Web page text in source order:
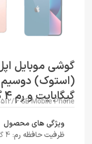
گیگابایت و رم 4 گیگابایت | پک اصلی (M)
4 GB Mobile Phone
ویژگی های محصول
ظرفیت حافظه رم: 4 گیگابایت